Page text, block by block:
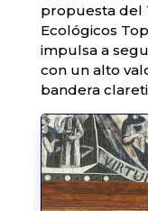
propuesta del
Ecológicos
impulsa a
con un alto
bandera